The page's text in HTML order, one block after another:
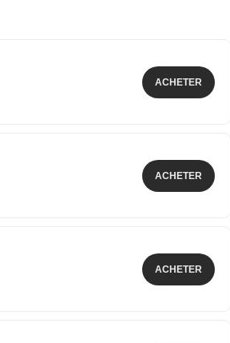
ACHETER
ACHETER
ACHETER